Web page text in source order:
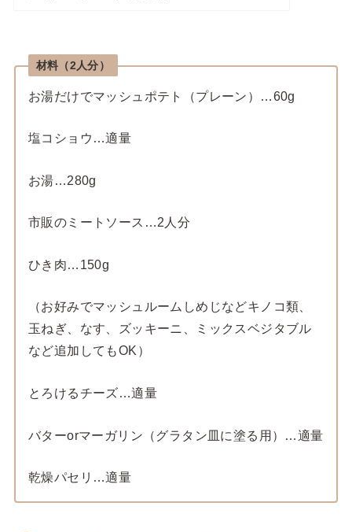
材料（2人分）
お湯だけでマッシュポテト（プレーン）…60g
塩コショウ…適量
お湯…280g
市販のミートソース…2人分
ひき肉…150g
（お好みでマッシュルームしめじなどキノコ類、
玉ねぎ、なす、ズッキーニ、ミックスベジタブル
など追加してもOK）
とろけるチーズ…適量
バターorマーガリン（グラタン皿に塗る用）…適量
乾燥パセリ…適量